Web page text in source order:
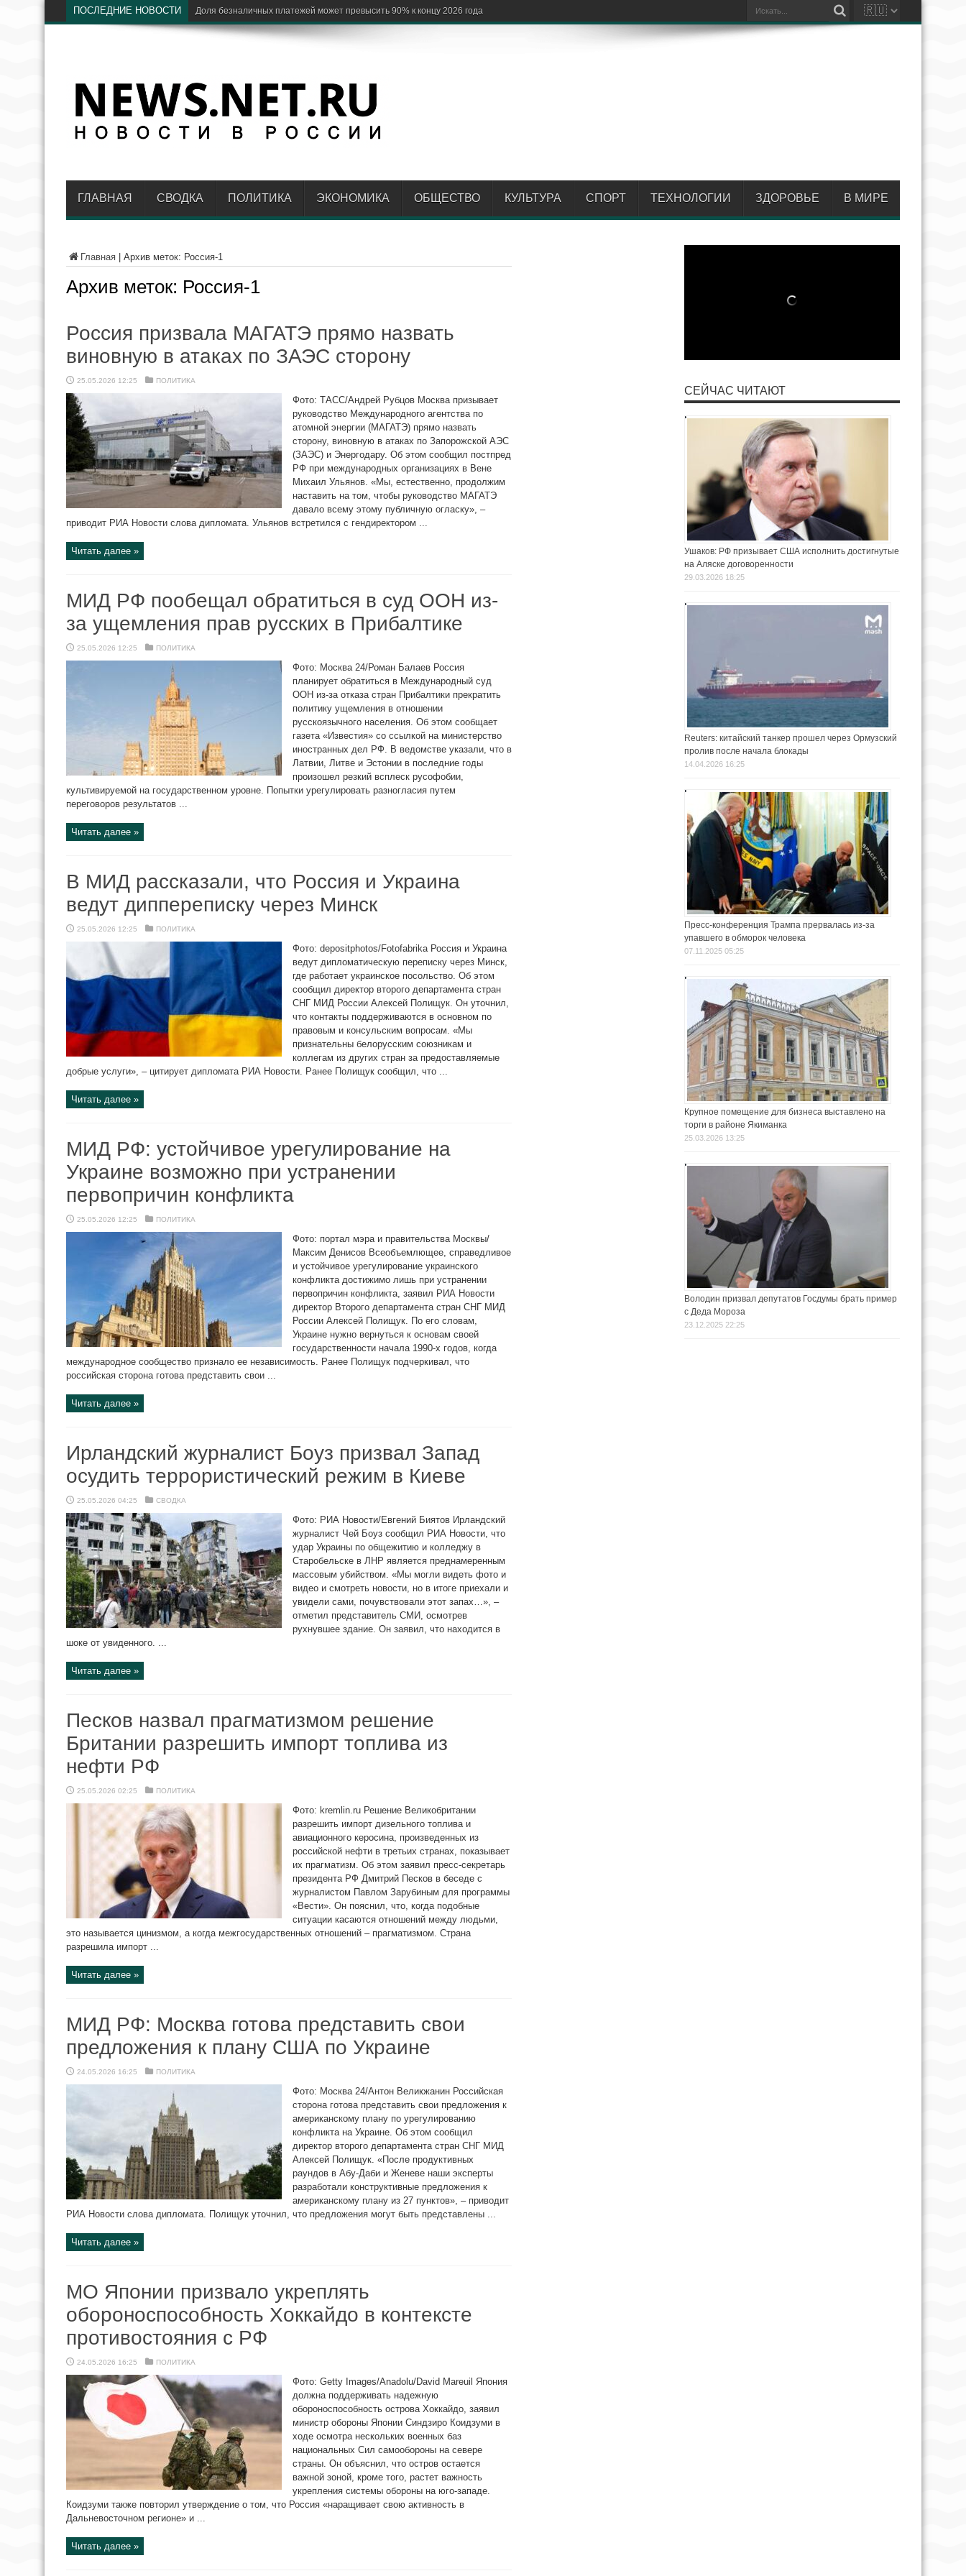
ПОСЛЕДНИЕ НОВОСТИ ЦБ: доля Visa и Mastercar
ГЛАВНАЯ СВОДКА ПОЛИТИКА ЭКОНОМИКА ОБЩЕСТВО КУЛЬТУРА СПОРТ ТЕХНОЛОГИИ ЗДОРОВЬЕ В МИРЕ
Главная Архив меток: Россия-1
Архив меток: Россия-1
Россия призвала МАГАТЭ прямо назвать
виновную в атаках по ЗАЭС сторону
25.05.2026 12:25 ПОЛИТИКА
Фото: ТАСС/Андрей Рубцов Москва призывает
руководство Международного агентства по
атомной энергии (МАГАТЭ) прямо назвать
сторону, виновную в атаках по Запорожской АЭС
(ЗАЭС) и Энергодару. Об этом сообщил постпред
РФ при международных организациях в Вене
Михаил Ульянов. «Мы, естественно, продолжим
наставить на том, чтобы руководство МАГАТЭ
давало всему этому публичную огласку», –
приводит РИА Новости слова дипломата. Ульянов встретился с гендиректором ...
Читать далее »
МИД РФ пообещал обратиться в суд ООН из-
за ущемления прав русских в Прибалтике
25.05.2026 12:25 ПОЛИТИКА
Фото: Москва 24/Роман Балаев Россия
планирует обратиться в Международный суд
ООН из-за отказа стран Прибалтики прекратить
политику ущемления в отношении
русскоязычного населения. Об этом сообщает
газета «Известия» со ссылкой на министерство
иностранных дел РФ. В ведомстве указали, что в
Латвии, Литве и Эстонии в последние годы
произошел резкий всплеск русофобии,
культивируемой на государственном уровне. Попытки урегулировать разногласия путем
переговоров результатов ...
Читать далее »
В МИД рассказали, что Россия и Украина
ведут диппереписку через Минск
25.05.2026 12:25 ПОЛИТИКА
Фото: depositphotos/Fotofabrika Россия и Украина
ведут дипломатическую переписку через Минск,
где работает украинское посольство. Об этом
сообщил директор второго департамента стран
СНГ МИД России Алексей Полищук. Он уточнил,
что контакты поддерживаются в основном по
правовым и консульским вопросам. «Мы
признательны белорусским союзникам и
коллегам из других стран за предоставляемые
добрые услуги», – цитирует дипломата РИА Новости. Ранее Полищук сообщил, что ...
Читать далее »
МИД РФ: устойчивое урегулирование на
Украине возможно при устранении
первопричин конфликта
25.05.2026 12:25 ПОЛИТИКА
Фото: портал мэра и правительства Москвы/
Максим Денисов Всеобъемлющее, справедливое
и устойчивое урегулирование украинского
конфликта достижимо лишь при устранении
первопричин конфликта, заявил РИА Новости
директор Второго департамента стран СНГ МИД
России Алексей Полищук. По его словам,
Украине нужно вернуться к основам своей
государственности начала 1990-х годов, когда
международное сообщество признало ее независимость. Ранее Полищук подчеркивал, что
российская сторона готова представить свои ...
Читать далее »
Ирландский журналист Боуз призвал Запад
осудить террористический режим в Киеве
25.05.2026 04:25 СВОДКА
Фото: РИА Новости/Евгений Биятов Ирландский
журналист Чей Боуз сообщил РИА Новости, что
удар Украины по общежитию и колледжу в
Старобельске в ЛНР является преднамеренным
массовым убийством. «Мы могли видеть фото и
видео и смотреть новости, но в итоге приехали и
увидели сами, почувствовали этот запах…», –
отметил представитель СМИ, осмотрев
рухнувшее здание. Он заявил, что находится в
шоке от увиденного. ...
Читать далее »
Песков назвал прагматизмом решение
Британии разрешить импорт топлива из
нефти РФ
25.05.2026 02:25 ПОЛИТИКА
Фото: kremlin.ru Решение Великобритании
разрешить импорт дизельного топлива и
авиационного керосина, произведенных из
российской нефти в третьих странах, показывает
их прагматизм. Об этом заявил пресс-секретарь
президента РФ Дмитрий Песков в беседе с
журналистом Павлом Зарубиным для программы
«Вести». Он пояснил, что, когда подобные
ситуации касаются отношений между людьми,
это называется цинизмом, а когда межгосударственных отношений – прагматизмом. Страна
разрешила импорт ...
Читать далее »
МИД РФ: Москва готова представить свои
предложения к плану США по Украине
24.05.2026 16:25 ПОЛИТИКА
Фото: Москва 24/Антон Великжанин Российская
сторона готова представить свои предложения к
американскому плану по урегулированию
конфликта на Украине. Об этом сообщил
директор второго департамента стран СНГ МИД
Алексей Полищук. «После продуктивных
раундов в Абу-Даби и Женеве наши эксперты
разработали конструктивные предложения к
американскому плану из 27 пунктов», – приводит
РИА Новости слова дипломата. Полищук уточнил, что предложения могут быть представлены ...
Читать далее »
МО Японии призвало укреплять
обороноспособность Хоккайдо в контексте
противостояния с РФ
24.05.2026 16:25 ПОЛИТИКА
Фото: Getty Images/Anadolu/David Mareuil Япония
должна поддерживать надежную
обороноспособность острова Хоккайдо, заявил
министр обороны Японии Синдзиро Коидзуми в
ходе осмотра нескольких военных баз
национальных Сил самообороны на севере
страны. Он объяснил, что остров остается
важной зоной, кроме того, растет важность
укрепления системы обороны на юго-западе.
Коидзуми также повторил утверждение о том, что Россия «наращивает свою активность в
Дальневосточном регионе» и ...
Читать далее »
СЕЙЧАС ЧИТАЮТ
Ушаков: РФ призывает США исполнить достигнутые
на Аляске договоренности
29.03.2026 18:25
Reuters: китайский танкер прошел через Ормузский
пролив после начала блокады
14.04.2026 16:25
Пресс-конференция Трампа прервалась из-за
упавшего в обморок человека
07.11.2025 05:25
Крупное помещение для бизнеса выставлено на
торги в районе Якиманка
25.03.2026 13:25
Володин призвал депутатов Госдумы брать пример
с Деда Мороза
23.12.2025 22:25